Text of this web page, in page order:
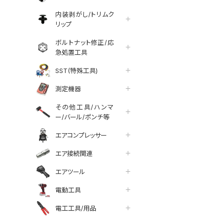
内装剥がし/トリムク
リップ
ボルトナット修正/応
急処置工具
SST(特殊工具)
測定機器
その他工具/ハンマ
ー/バール/ポンチ等
エアコンプレッサー
エア接続関連
エアツール
電動工具
電工工具/用品